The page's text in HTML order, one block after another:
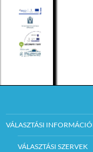
VÁLASZTÁSI
VÁLASZTÁSI SZERVEK